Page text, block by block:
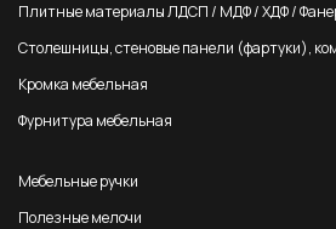
Плитные материалы ЛДСП / МДФ / ХДФ /
Столешницы, стеновые панели (фартуки),
Кромка мебельная
Фурнитура мебельная
Мебельные ручки
Полезные мелочи